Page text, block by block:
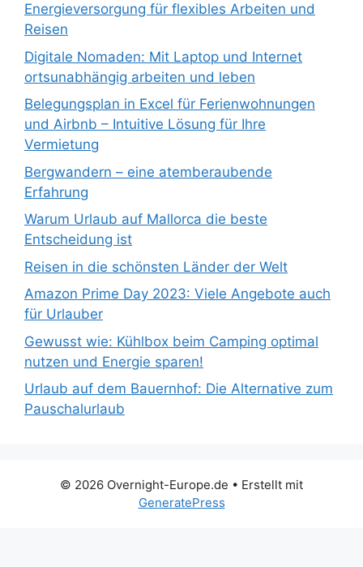
Energieversorgung für flexibles Arbeiten und
Reisen
Digitale Nomaden: Mit Laptop und Internet
ortsunabhängig arbeiten und leben
Belegungsplan in Excel für Ferienwohnungen
und Airbnb – Intuitive Lösung für Ihre
Vermietung
Bergwandern – eine atemberaubende
Erfahrung
Warum Urlaub auf Mallorca die beste
Entscheidung ist
Reisen in die schönsten Länder der Welt
Amazon Prime Day 2023: Viele Angebote auch
für Urlauber
Gewusst wie: Kühlbox beim Camping optimal
nutzen und Energie sparen!
Urlaub auf dem Bauernhof: Die Alternative zum
Pauschalurlaub
© 2026 Overnight-Europe.de • Erstellt mit
GeneratePress